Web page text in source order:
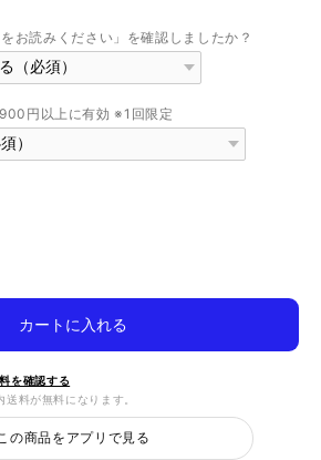
お読みください」を確認しましたか？
円以上に有効 ※1回限定
カートに入れる
を確認する
料が無料になります。
の商品をアプリで見る